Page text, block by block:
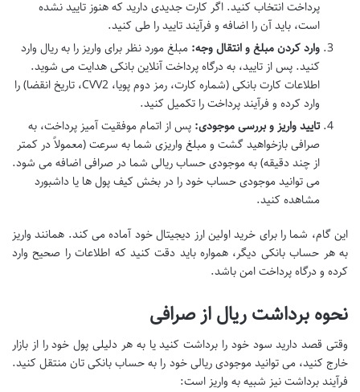
پرداخت انتخاب کنید. اگر کارت جدیدی دارید که هنوز تایید نشده
است، باید آن را اضافه و فرآیند تایید را طی کنید.
وارد کردن مبلغ و انتقال وجه: مبلغ مورد نظر برای واریز را به ریال وارد
کنید. پس از تایید، به درگاه پرداخت آنلاین بانکی هدایت می شوید.
اطلاعات کارت بانکی (شماره کارت، رمز دوم پویا، CVV2، تاریخ انقضا) را
وارد کرده و فرآیند پرداخت را تکمیل کنید.
تایید واریز و بررسی موجودی: پس از اتمام موفقیت آمیز پرداخت، به
صرافی بازخواهید گشت و مبلغ واریزی شما به سرعت (معمولاً در کمتر
از چند دقیقه) به موجودی حساب ریالی شما در صرافی اضافه می شود.
می توانید موجودی حساب خود را در بخش کیف پول ها یا داشبورد
مشاهده کنید.
این گام، شما را برای خرید اولین ارز دیجیتال خود آماده می کند. همانند واریز
به هر حساب بانکی دیگر، همواره باید دقت کنید که اطلاعات را صحیح وارد
کرده و درگاه پرداخت امن باشد.
نحوه برداشت ریال از صرافی
وقتی قصد دارید سود خود را برداشت کنید یا به هر دلیلی پول خود را از بازار
خارج کنید، می توانید موجودی ریالی خود را به حساب بانکی تان منتقل کنید.
فرآیند برداشت نیز شبیه به واریز است: